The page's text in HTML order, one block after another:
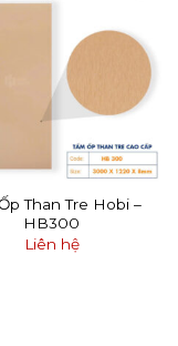
Than Tre Hobi –
HB300
Liên hệ